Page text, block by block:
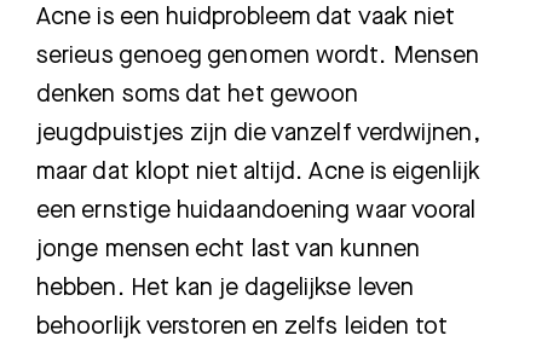
Acne is een huidprobleem dat vaak niet
serieus genoeg genomen wordt. Mensen
denken soms dat het gewoon
jeugdpuistjes zijn die vanzelf verdwijnen,
maar dat klopt niet altijd. Acne is eigenlijk
een ernstige huidaandoening waar vooral
jonge mensen echt last van kunnen
hebben. Het kan je dagelijkse leven
behoorlijk verstoren en zelfs leiden tot